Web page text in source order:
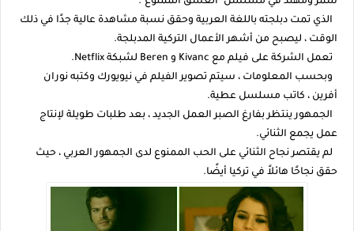
الذي تمت دبلجته باللغة العربية وحقق نسبة مشاهدة عالية جدًا في ذلك
الوقت ، ليصبح من أشهر الأعمال التركية المدبلجة.
تعمل الشركة على فيلم مع Kivanc و Beren لشبكة Netflix.
وبحسب المعلومات ، سيتم تصوير الفيلم في نيويورك وكتبه نوران
أفرين ، كاتب مسلسل عطية.
الجمهور ينتظر بفارغ الصبر العمل الجديد ، بعد طلبات طويلة لإنتاج
عمل يجمع الثنائي.
لم يقتصر نجاح الثنائي على الحب الممنوع لدى الجمهور العربي ، حيث
حقق نجاحًا هائلاً في تركيا أيضًا.